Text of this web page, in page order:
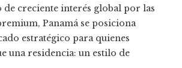
de creciente interés global por las
Panamá se posiciona
estratégico para quienes
una residencia: un estilo de